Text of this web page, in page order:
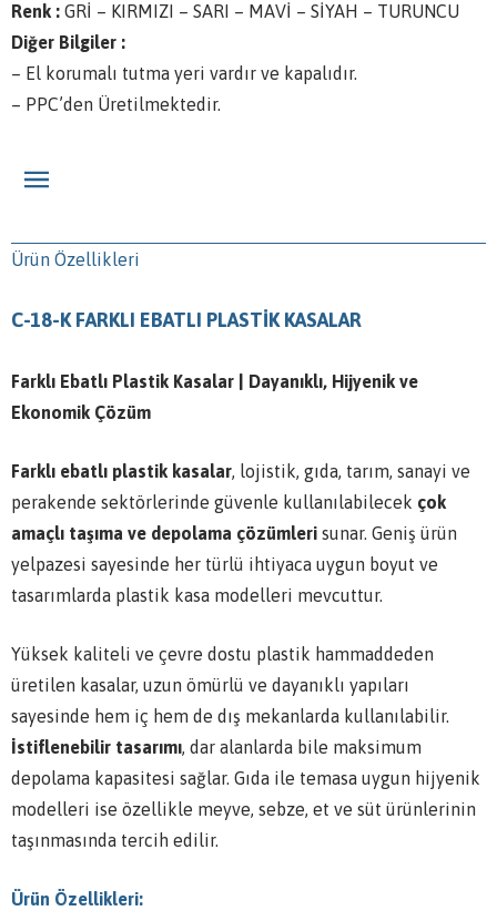
Renk : GRİ – KIRMIZI – SARI – MAVİ – SİYAH – TURUNCU
Diğer Bilgiler :
– El korumalı tutma yeri vardır ve kapalıdır.
– PPC’den Üretilmektedir.
Ürün Özellikleri
C-18-K FARKLI EBATLI PLASTİK KASALAR
Farklı Ebatlı Plastik Kasalar | Dayanıklı, Hijyenik ve
Ekonomik Çözüm
Farklı ebatlı plastik kasalar, lojistik, gıda, tarım, sanayi ve
perakende sektörlerinde güvenle kullanılabilecek çok
amaçlı taşıma ve depolama çözümleri sunar. Geniş ürün
yelpazesi sayesinde her türlü ihtiyaca uygun boyut ve
tasarımlarda plastik kasa modelleri mevcuttur.
Yüksek kaliteli ve çevre dostu plastik hammaddeden
üretilen kasalar, uzun ömürlü ve dayanıklı yapıları
sayesinde hem iç hem de dış mekanlarda kullanılabilir.
İstiflenebilir tasarımı, dar alanlarda bile maksimum
depolama kapasitesi sağlar. Gıda ile temasa uygun hijyenik
modelleri ise özellikle meyve, sebze, et ve süt ürünlerinin
taşınmasında tercih edilir.
Ürün Özellikleri: